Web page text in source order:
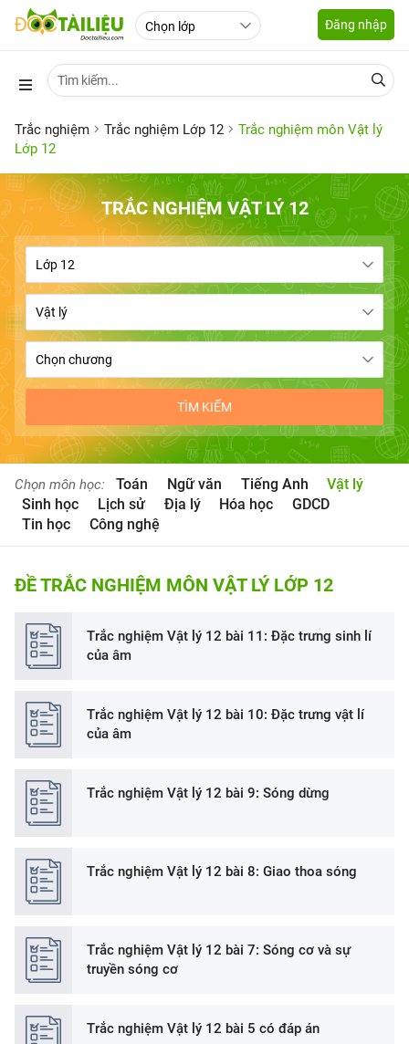
Đăng nhập
Trắc nghiệm Trắc nghiệm Lớp 12
Trắc nghiệm môn Vật lý
Lớp 12
TRẮC NGHIỆM VẬT LÝ 12
TÌM KIẾM
Chọn môn học: Toán Ngữ văn Tiếng Anh
Vật lý
Sinh học
Lịch sử Địa lý Hóa học
GDCD
Tin học
Công nghệ
ĐỀ TRẮC NGHIỆM MÔN VẬT LÝ LỚP 12
Trắc nghiệm Vật lý 12 bài 11: Đặc trưng sinh lí
của âm
Trắc nghiệm Vật lý 12 bài 10: Đặc trưng vật lí
của âm
Trắc nghiệm Vật lý 12 bài 9: Sóng dừng
Trắc nghiệm Vật lý 12 bài 8: Giao thoa sóng
Trắc nghiệm Vật lý 12 bài 7: Sóng cơ và sự
truyền sóng cơ
Trắc nghiệm Vật lý 12 bài 5 có đáp án